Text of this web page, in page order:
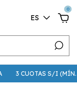
ES
0
3 CUOTAS S/I